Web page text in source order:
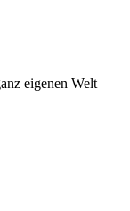
eigenen Welt